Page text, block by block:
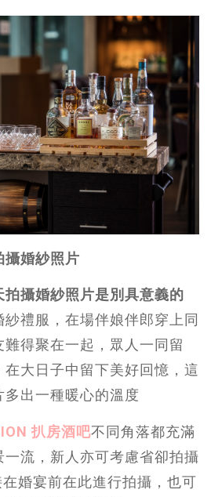
攝婚紗照片
攝婚紗照片是別具意義的
禮服，在場伴娘伴郎穿上同
得聚在一起，眾人一同留
大日子中留下美好回憶，這
出一種暖心的溫度
扒房酒吧不同角落都充滿
流，新人亦可考慮省卻拍攝
婚宴前在此進行拍攝，也可